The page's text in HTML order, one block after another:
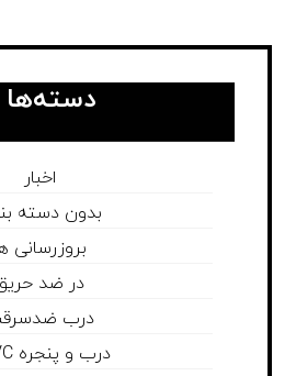
دسته‌ها
اخبار
بدون دسته
بروزرسانی
در ضد
درب
درب و پنجره UPVC